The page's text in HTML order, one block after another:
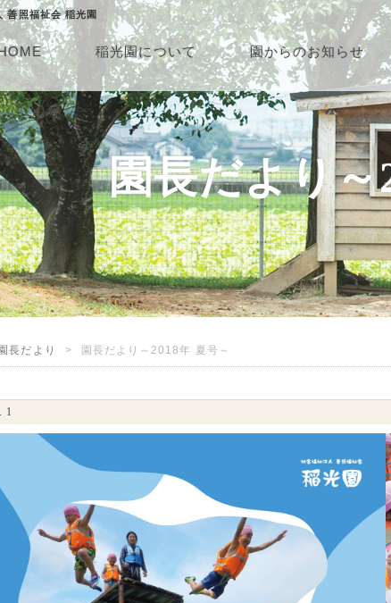
善照福祉会 稲光園
稲光園について 園からのお知らせ
園長だより 園長だより～2018年 夏号～
園長だより～
1